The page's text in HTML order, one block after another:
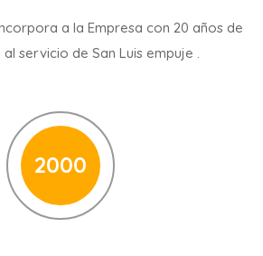
a la Empresa con 20 años de
servicio de San Luis empuje .
2000